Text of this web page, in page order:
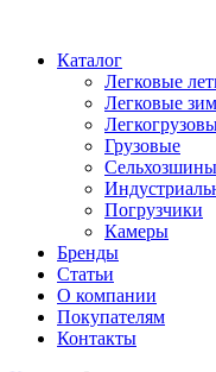
Каталог
Легковые
Легковые
Грузовые
Сельхозшины
Погрузчики
Камеры
Бренды
Статьи
О компании
Покупателям
Контакты